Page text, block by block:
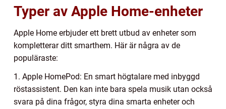
Typer av Apple Home-enheter
Apple Home erbjuder ett brett utbud av enheter som
kompletterar ditt smarthem. Här är några av de
populäraste:
1. Apple HomePod: En smart högtalare med inbyggd
röstassistent. Den kan inte bara spela musik utan också
svara på dina frågor, styra dina smarta enheter och